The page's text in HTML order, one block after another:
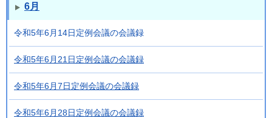
6月
令和5年6月14日定例会議の会議録
令和5年6月21日定例会議の会議録
令和5年6月7日定例会議の会議録
令和5年6月28日定例会議の会議録